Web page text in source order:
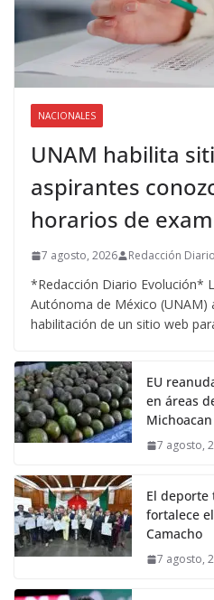
NACIONALES
UNAM habilita
aspirantes
horarios de
7 agosto, 2026 Redacción
*Redacción Diario Evolución*
Autónoma de México (UNAM)
habilitación de un sitio web
EU
en áreas
Michoacan
7 agosto,
El deporte
fortalece
Camacho
7 agosto,